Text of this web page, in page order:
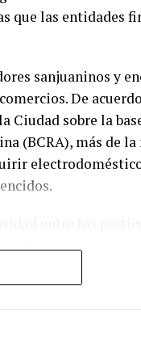
la jornada dejó
con otras
destino de la tierra
de mayor
recursos
que las entidades
sanjuaninos y
De
Ciudad sobre la
(BCRA), más de
cinco
de sus
poder adquisitivo
directamente por